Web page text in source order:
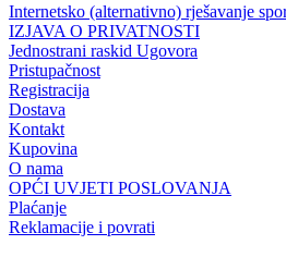
Internetsko (alternativno) rješavanje
IZJAVA O PRIVATNOSTI
Jednostrani raskid Ugovora
Pristupačnost
Registracija
Dostava
Kontakt
Kupovina
O nama
OPĆI UVJETI POSLOVANJA
Plaćanje
Reklamacije i povrati